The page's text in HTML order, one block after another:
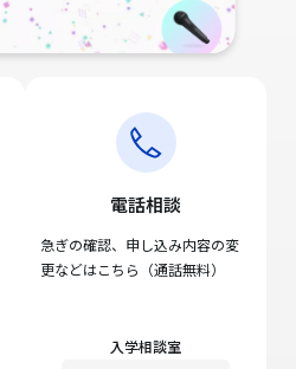
電話相談
急ぎの確認、申し込み内容の変
更などはこちら（通話無料）
入学相談室